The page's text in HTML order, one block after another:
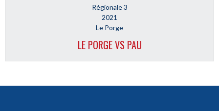
Régionale 3
2021
Le Porge
LE PORGE VS PAU